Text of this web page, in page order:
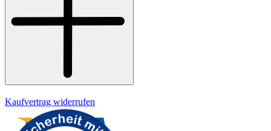
Kaufvertrag widerrufen